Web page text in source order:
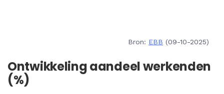
Bron: EBB (09-10-2025)
Ontwikkeling aandeel werkenden
(%)